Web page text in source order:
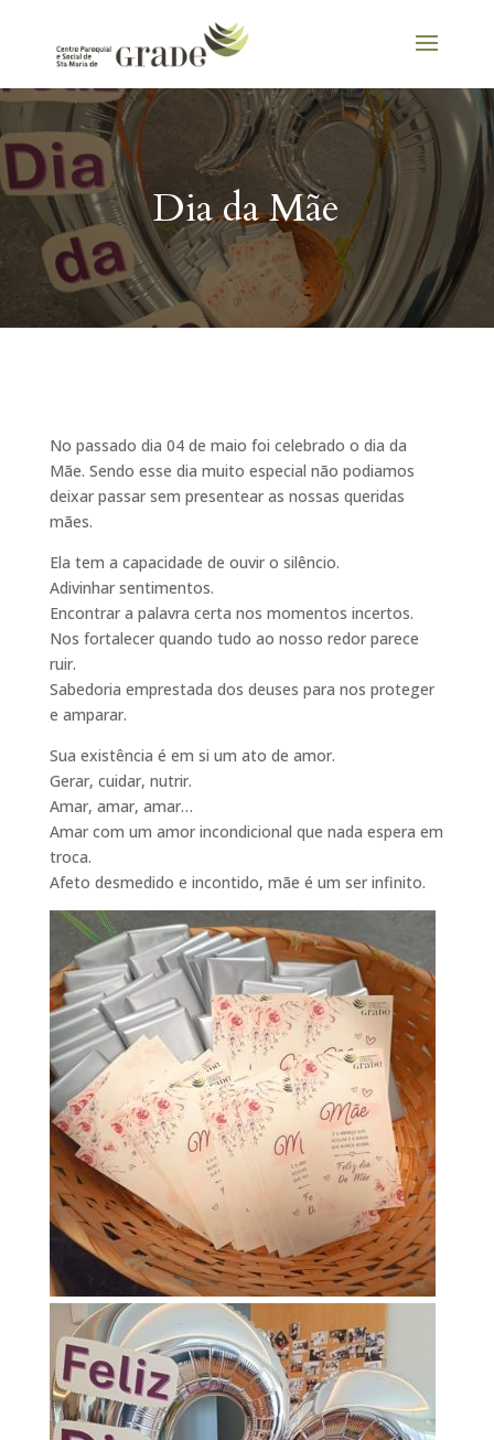
Dia da Mãe
No passado dia 04 de maio foi celebrado o dia da
Mãe. Sendo esse dia muito especial não podiamos
deixar passar sem presentear as nossas queridas
mães.
Ela tem a capacidade de ouvir o silêncio.
Adivinhar sentimentos.
Encontrar a palavra certa nos momentos incertos.
Nos fortalecer quando tudo ao nosso redor parece
ruir.
Sabedoria emprestada dos deuses para nos proteger
e amparar.
Sua existência é em si um ato de amor.
Gerar, cuidar, nutrir.
Amar, amar, amar…
Amar com um amor incondicional que nada espera em
troca.
Afeto desmedido e incontido, mãe é um ser infinito.